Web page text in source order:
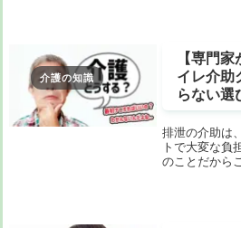
介護の知識
【専門
イレ介助
らない選
排泄の介助は
トで大変な負
のことだから